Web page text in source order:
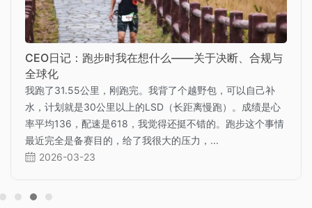
CEO日记：跑步时我在想什么——关于决断、合规与
全球化
我跑了31.55公里，刚跑完。我背了个越野包，可以自己补
水，计划就是30公里以上的LSD（长距离慢跑）。成绩是心
率平均136，配速是618，我觉得还挺不错的。跑步这个事情
最近完全是备赛目的，给了我很大的压力，...
2026-03-23